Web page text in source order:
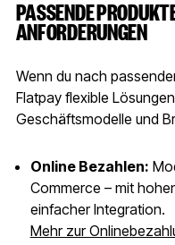
PASSENDE
ANFORDERUNGEN
Wenn du nach
Flatpay flexible
Geschäftsmodelle und
Online Bezahlen:
Commerce – mit
einfacher Integration.
Mehr zur